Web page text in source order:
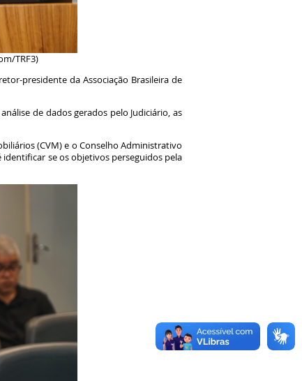
TRF3)
presidente da Associação Brasileira de
de dados gerados pelo Judiciário, as
(CVM) e o Conselho Administrativo
identificar se os objetivos perseguidos pela